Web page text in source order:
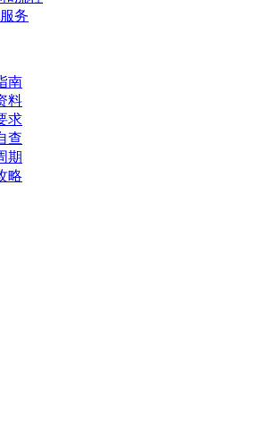
务
南
料
求
查
期
略